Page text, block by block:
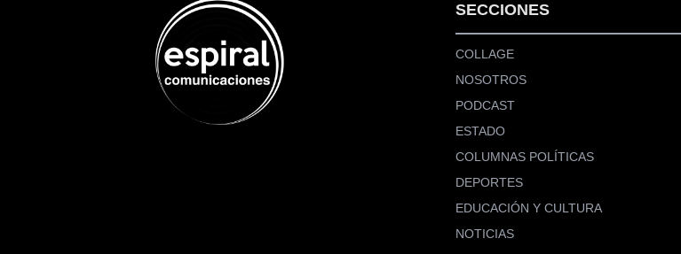
SECCIONES
COLLAGE
NOSOTROS
PODCAST
ESTADO
COLUMNAS POLÍTICAS
DEPORTES
EDUCACIÓN Y CULTURA
NOTICIAS